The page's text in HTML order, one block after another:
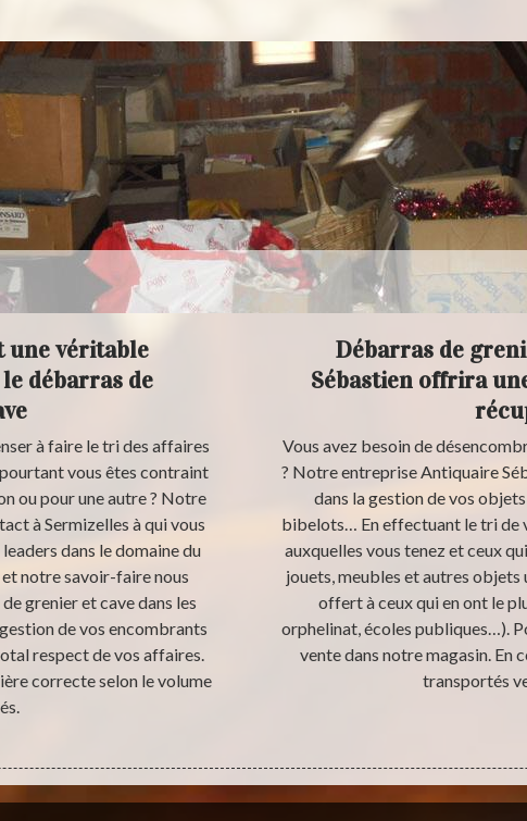
une véritable
débarras de
à faire le tri des affaires
vous êtes contraint
ou pour une autre ? Notre
à Sermizelles à qui vous
dans le domaine du
et notre savoir-faire nous
grenier et cave dans les
de vos encombrants
respect de vos affaires.
correcte selon le volume
Débarras de
Sébastien offrira
Vous avez besoin de
? Notre entreprise Antiquaire
dans la gestion de vos
bibelots… En effectuant le tri de
auxquelles vous tenez et ceux
jouets, meubles et autres
offert à ceux qui en ont le
orphelinat, écoles publiques…).
vente dans notre magasin. En
transportés